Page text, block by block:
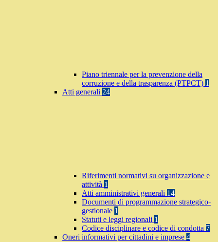
Piano triennale per la prevenzione della
corruzione e della trasparenza (PTPCT) 1
Atti generali 24
Riferimenti normativi su organizzazione e
attività 1
Atti amministrativi generali 14
Documenti di programmazione strategico-
gestionale 1
Statuti e leggi regionali 1
Codice disciplinare e codice di condotta 7
Oneri informativi per cittadini e imprese 4